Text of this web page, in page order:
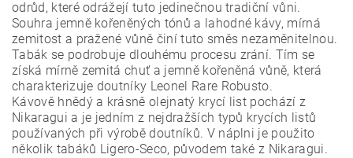
odrůd, které odrážejí tuto jedinečnou tradiční vůni.
Souhra jemně kořeněných tónů a lahodné kávy, mírná
zemitost a pražené vůně činí tuto směs nezaměnitelnou.
Tabák se podrobuje dlouhému procesu zrání. Tím se
získá mírně zemitá chuť a jemně kořeněná vůně, která
charakterizuje doutníky Leonel Rare Robusto.
Kávově hnědý a krásně olejnatý krycí list pochází z
Nikaragui a je jedním z nejdražších typů krycích listů
používaných při výrobě doutníků. V náplni je použito
několik tabáků Ligero-Seco, původem také z Nikaragui.